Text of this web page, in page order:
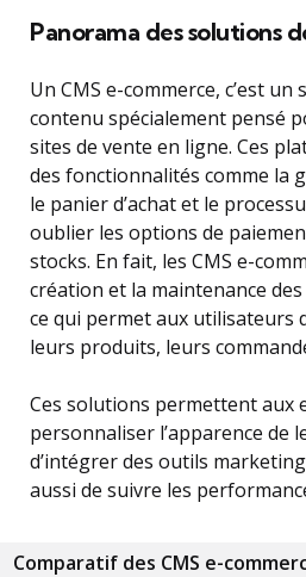
Panorama des solutions
Un CMS e-commerce, c’est
contenu spécialement pensé
sites de vente en ligne. Ces
des fonctionnalités comme la
le panier d’achat et le
oublier les options de
stocks. En fait, les CMS e-
création et la maintenance
ce qui permet aux utilisateurs
leurs produits, leurs
Ces solutions permettent aux
personnaliser l’apparence de
d’intégrer des outils
aussi de suivre les
Comparatif des CMS e-